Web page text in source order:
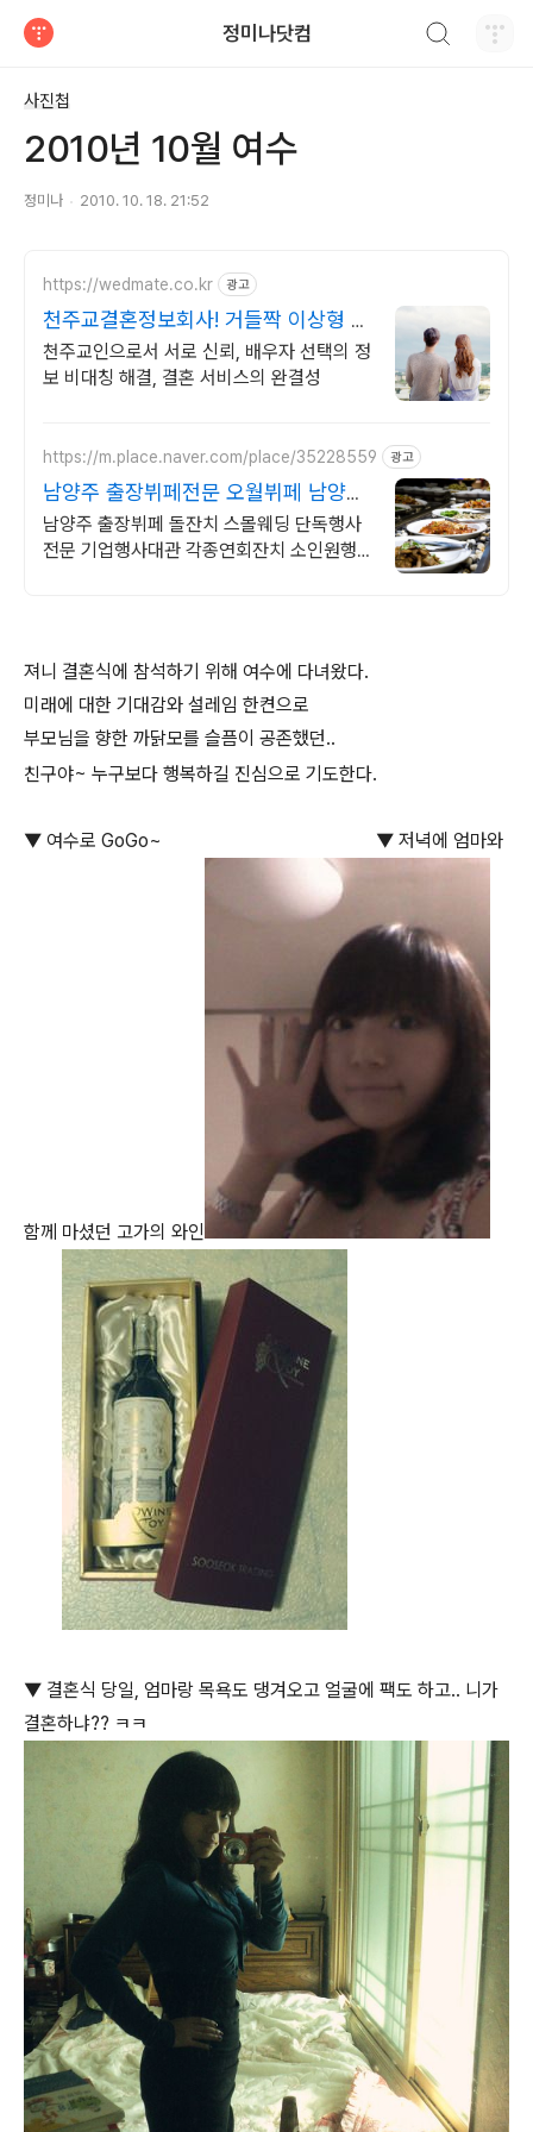
정미나닷컴
사진첩
2010년 10월 여수
정미나 2010. 10. 18. 21:52
https://wedmate.co.kr 광고
천주교결혼정보회사! 거들짝 이상형 프
로필 무료 받아보기
천주교인으로서 서로 신뢰, 배우자 선택의 정
보 비대칭 해결, 결혼 서비스의 완결성
https://m.place.naver.com/place/35228559 광고
남양주 출장뷔페전문 오월뷔페 남양주
프리미엄 행사전문뷔페
남양주 출장뷔페 돌잔치 스몰웨딩 단독행사
전문 기업행사대관 각종연회잔치 소인원행
져니 결혼식에 참석하기 위해 여수에 다녀왔다.
미래에 대한 기대감와 설레임 한켠으로
부모님을 향한 까닭모를 슬픔이 공존했던..
친구야~ 누구보다 행복하길 진심으로 기도한다.
▼ 여수로 GoGo~ ▼ 저녁에 엄마와
함께 마셨던 고가의 와인
▼ 결혼식 당일, 엄마랑 목욕도 댕겨오고 얼굴에 팩도 하고.. 니가
결혼하냐?? ㅋㅋ